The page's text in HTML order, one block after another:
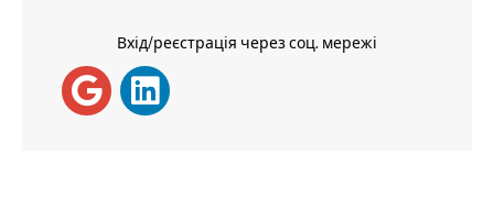
Вхід/реєстрація через соц. мережі